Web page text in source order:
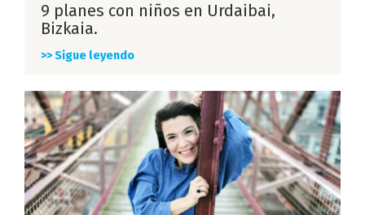
9 planes con niños en Urdaibai,
Bizkaia.
>> Sigue leyendo